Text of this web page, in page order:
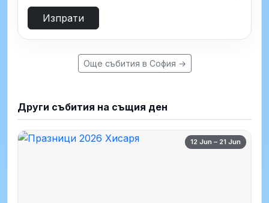
Изпрати
Още събития в София →
Други събития на същия ден
12 Jun – 21 Jun